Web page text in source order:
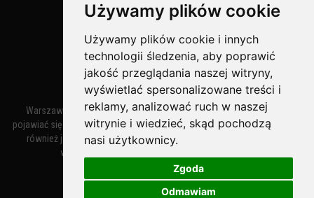
Używamy plików cookie
Używamy plików cookie i innych
technologii śledzenia, aby poprawić
jakość przeglądania naszej witryny,
wyświetlać spersonalizowane treści i
reklamy, analizować ruch w naszej
witrynie i wiedzieć, skąd pochodzą
nasi użytkownicy.
Zgoda
Odmawiam
Bezpieczne Płatności obsługuje:
Warszawa – miasto stołeczne Warszawa. Nazwa miasta zaczęła
pojawiać się w dokumentach w XIV wieku jako Warszewa, a od XV wieku
również jako Warszowa. Zmiana nazwy na Warszawa w XV wieku
wynikała z mazowieckiej wymowy dialektycznej.